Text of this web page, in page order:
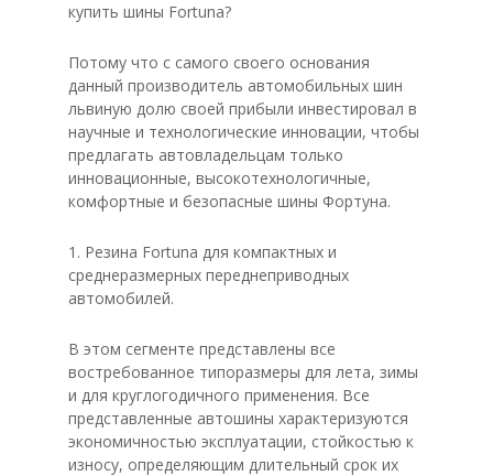
купить шины Fortuna?
Потому что с самого своего основания
данный производитель автомобильных шин
львиную долю своей прибыли инвестировал в
научные и технологические инновации, чтобы
предлагать автовладельцам только
инновационные, высокотехнологичные,
комфортные и безопасные шины Фортуна.
1. Резина Fortuna для компактных и
среднеразмерных переднеприводных
автомобилей.
В этом сегменте представлены все
востребованное типоразмеры для лета, зимы
и для круглогодичного применения. Все
представленные автошины характеризуются
экономичностью эксплуатации, стойкостью к
износу, определяющим длительный срок их